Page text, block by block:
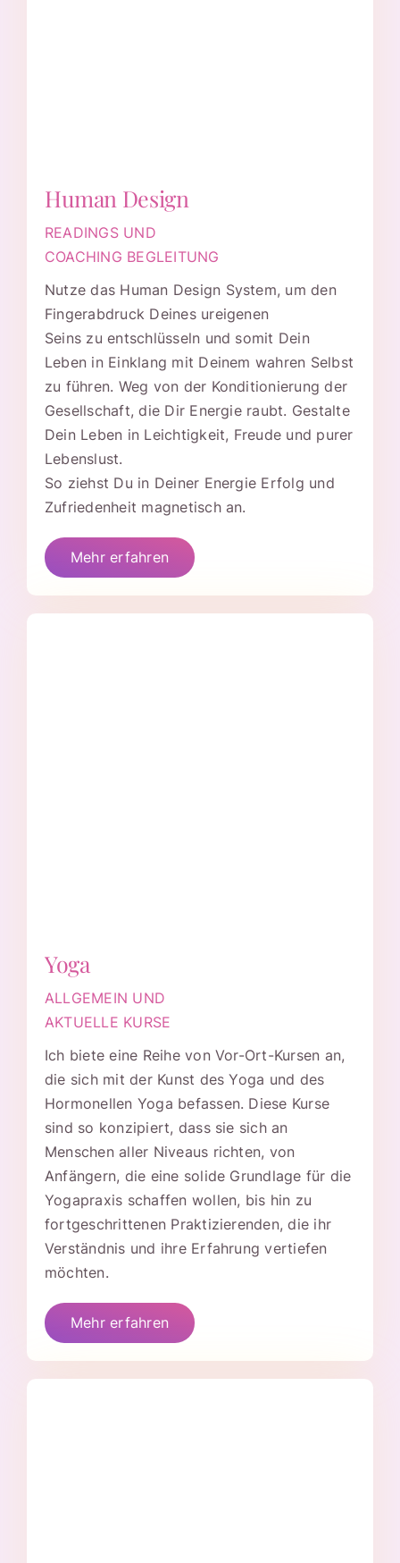
Human Design
READINGS UND
COACHING BEGLEITUNG
Nutze das Human Design System, um den
Fingerabdruck Deines ureigenen
Seins zu entschlüsseln und somit Dein
Leben in Einklang mit Deinem wahren Selbst
zu führen. Weg von der Konditionierung der
Gesellschaft, die Dir Energie raubt. Gestalte
Dein Leben in Leichtigkeit, Freude und purer
Lebenslust.
So ziehst Du in Deiner Energie Erfolg und
Zufriedenheit magnetisch an.
Mehr erfahren
Yoga
ALLGEMEIN UND
AKTUELLE KURSE
Ich biete eine Reihe von Vor-Ort-Kursen an,
die sich mit der Kunst des Yoga und des
Hormonellen Yoga befassen. Diese Kurse
sind so konzipiert, dass sie sich an
Menschen aller Niveaus richten, von
Anfängern, die eine solide Grundlage für die
Yogapraxis schaffen wollen, bis hin zu
fortgeschrittenen Praktizierenden, die ihr
Verständnis und ihre Erfahrung vertiefen
möchten.
Mehr erfahren